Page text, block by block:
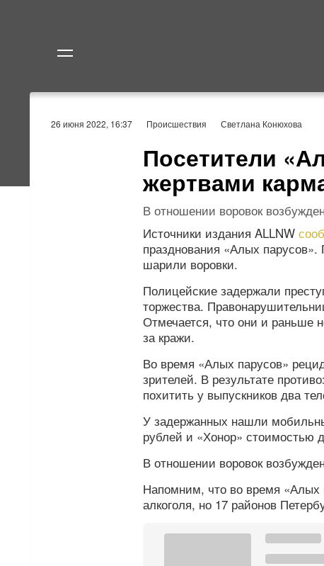
26 июня 2022, 16:37 Происшествия Светлана Конюхова
Посетители
жертвами
В отношении воровок
Источники издания ALLNW
празднования «Алых парусов».
шарили воровки.
Полицейские задержали
торжества.
Отмечается, что они и раньше
за кражи.
Во время «Алых парусов»
зрителей. В результате
похитить у выпускников два
У задержанных нашли
рублей и «Хонор» стоимостью
В отношении воровок
Напомним, что во время «Алых
алкоголя, но 17 районов